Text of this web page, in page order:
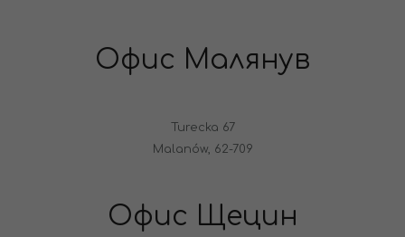
Офис Малянув
Turecka 67
Malanów, 62-709
Офис Щецин